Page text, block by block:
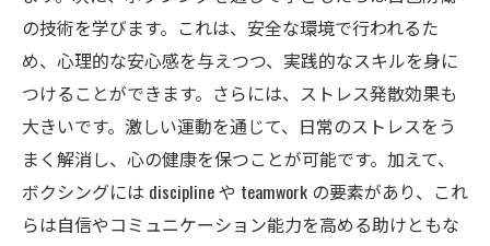
の技術を学びます。これは、安全な環境で行われるた
め、心理的な安心感を与えつつ、実践的なスキルを身に
つけることができます。さらには、ストレス発散効果も
大きいです。激しい運動を通じて、日常のストレスをう
まく解消し、心の健康を保つことが可能です。加えて、
ボクシングには discipline や teamwork の要素があり、これ
らは自信やコミュニケーション能力を高める助けともな